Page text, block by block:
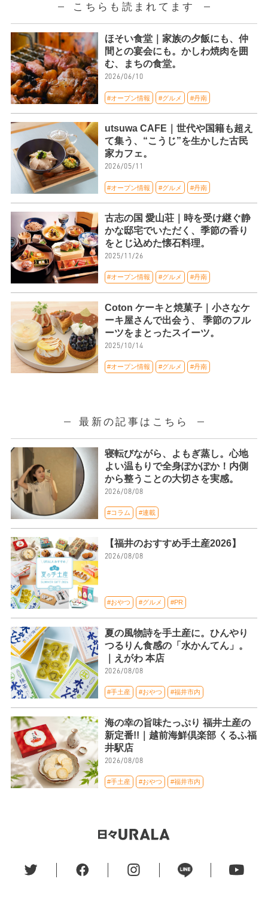
こちらも読まれてます
ほそい食堂｜家族の夕飯にも、仲
間との宴会にも。かしわ焼肉を囲
む、まちの食堂。
2026/06/10
#オープン情報 #グルメ #丹南
utsuwa CAFE｜世代や国籍も超え
て集う、“こうじ”を生かした古民
家カフェ。
2026/05/11
#オープン情報 #グルメ #丹南
古志の国 愛山荘｜時を受け継ぐ静
かな邸宅でいただく、季節の香り
をとじ込めた懐石料理。
2025/11/26
#オープン情報 #グルメ #丹南
Coton ケーキと焼菓子｜小さなケ
ーキ屋さんで出会う、 季節のフル
ーツをまとったスイーツ。
2025/10/14
#オープン情報 #グルメ #丹南
最新の記事はこちら
寝転びながら、よもぎ蒸し。心地
よい温もりで全身ぽかぽか！内側
から整うことの大切さを実感。
2026/08/08
#コラム #連載
【福井のおすすめ手土産2026】
2026/08/08
#おやつ #グルメ #PR
夏の風物詩を手土産に。ひんやり
つるりん食感の「水かんてん」。
｜えがわ 本店
2026/08/08
#手土産 #おやつ #福井市内
海の幸の旨味たっぷり 福井土産の
新定番!!｜越前海鮮倶楽部 くるふ福
井駅店
2026/08/08
#手土産 #おやつ #福井市内